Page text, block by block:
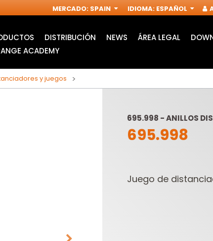
MERCADO: SPAIN IDIOMA: ESPAÑOL
DISTRIBUCIÓN NEWS ÁREA LEGAL
ACADEMY
y juegos
695.998 - ANILLOS
695.998
Juego de